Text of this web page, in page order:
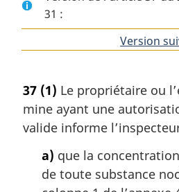
31 :
Version
37 (1) Le propriétaire ou
mine ayant une
valide informe
a) que la
de toute substance